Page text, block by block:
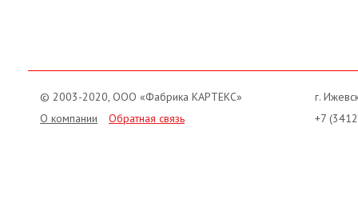
© 2003-2020, ООО «Фабрика КАРТЕКС»
О компании
Обратная связь
г.
+7